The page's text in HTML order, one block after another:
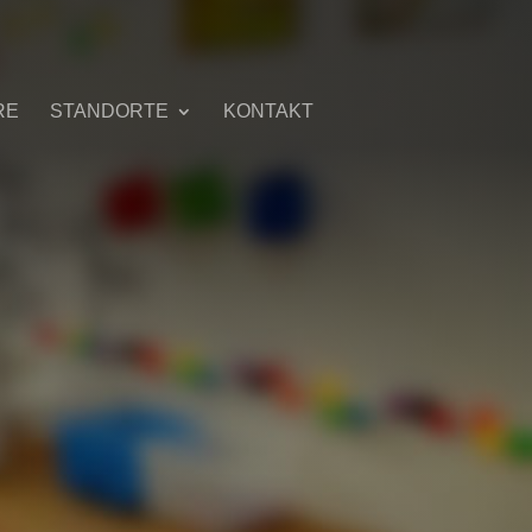
STANDORTE KONTAKT